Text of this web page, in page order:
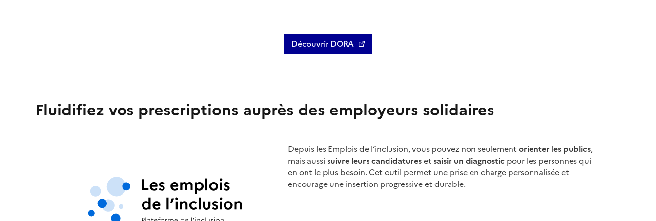
Découvrir DORAOuvre une nouvelle fenêtre
Fluidifiez vos prescriptions auprès des employeurs solidaires
Depuis les Emplois de l’inclusion, vous pouvez non seulement orienter les publics,
mais aussi suivre leurs candidatureset saisir un diagnostic pour les personnes qui
en ont le plus besoin. Cet outil permet une prise en charge personnalisée et
encourage une insertion progressive et durable.